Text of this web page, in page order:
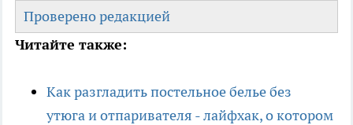
Проверено редакцией
Читайте также:
Как разгладить постельное белье без
утюга и отпаривателя - лайфхак, о котором